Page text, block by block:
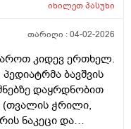
იხილეთპასუხი
თარიღი :04-02-2026
კიდევ ერთხელ.
ბავშვის
დაყრდნობით
(თვალის ჭრილი,
ნაკეცი და